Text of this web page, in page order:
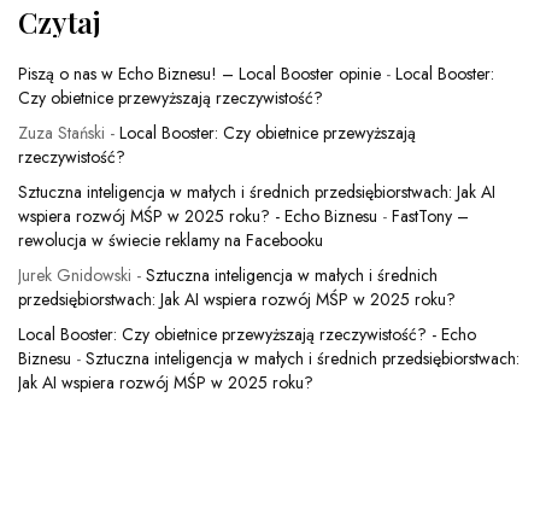
Czytaj
Piszą o nas w Echo Biznesu! – Local Booster opinie - Local Booster:
Czy obietnice przewyższają rzeczywistość?
Zuza Stański - Local Booster: Czy obietnice przewyższają
rzeczywistość?
Sztuczna inteligencja w małych i średnich przedsiębiorstwach: Jak AI
wspiera rozwój MŚP w 2025 roku? - Echo Biznesu - FastTony –
rewolucja w świecie reklamy na Facebooku
Jurek Gnidowski - Sztuczna inteligencja w małych i średnich
przedsiębiorstwach: Jak AI wspiera rozwój MŚP w 2025 roku?
Local Booster: Czy obietnice przewyższają rzeczywistość? - Echo
Biznesu - Sztuczna inteligencja w małych i średnich przedsiębiorstwach:
Jak AI wspiera rozwój MŚP w 2025 roku?